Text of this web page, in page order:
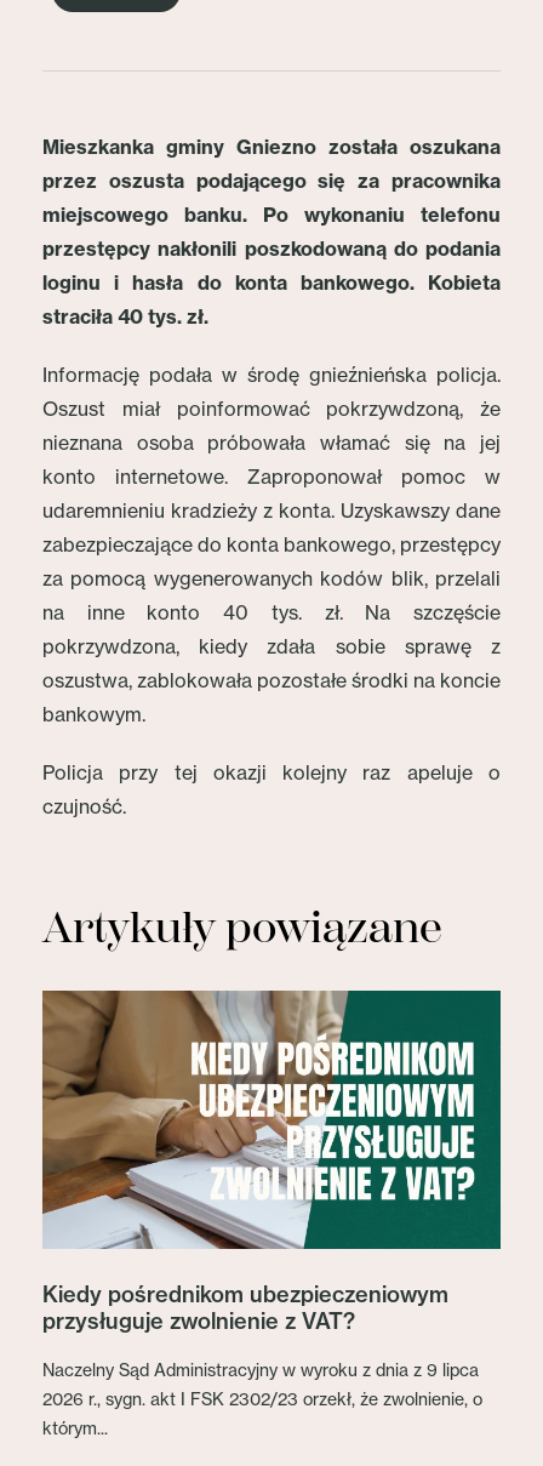
Mieszkanka gminy Gniezno została oszukana
przez oszusta podającego się za pracownika
miejscowego banku. Po wykonaniu telefonu
przestępcy nakłonili poszkodowaną do podania
loginu i hasła do konta bankowego. Kobieta
straciła 40 tys. zł.
Informację podała w środę gnieźnieńska policja.
Oszust miał poinformować pokrzywdzoną, że
nieznana osoba próbowała włamać się na jej
konto internetowe. Zaproponował pomoc w
udaremnieniu kradzieży z konta. Uzyskawszy dane
zabezpieczające do konta bankowego, przestępcy
za pomocą wygenerowanych kodów blik, przelali
na inne konto 40 tys. zł. Na szczęście
pokrzywdzona, kiedy zdała sobie sprawę z
oszustwa, zablokowała pozostałe środki na koncie
bankowym.
Policja przy tej okazji kolejny raz apeluje o
czujność.
Artykuły powiązane
Kiedy pośrednikom ubezpieczeniowym
przysługuje zwolnienie z VAT?
Naczelny Sąd Administracyjny w wyroku z dnia z 9 lipca
2026 r., sygn. akt I FSK 2302/23 orzekł, że zwolnienie, o
którym...